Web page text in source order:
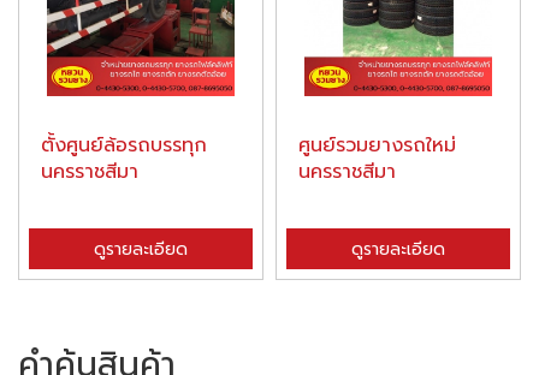
ตั้งศูนย์ล้อรถบรรทุก
นครราชสีมา
ดูรายละเอียด
ศูนย์รวมยางรถใหม่
นครราชสีมา
ดูรายละเอียด
คำค้นสินค้า